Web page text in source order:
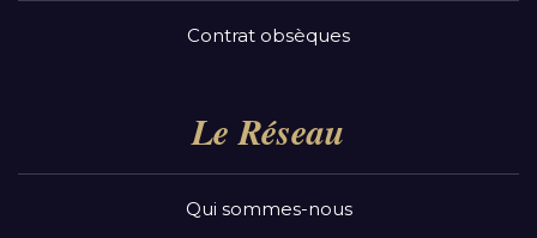
Contrat obsèques
Le Réseau
Qui sommes-nous